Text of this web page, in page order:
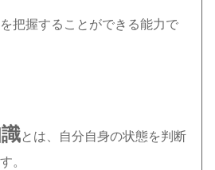
把握することができる能力で
とは、自分自身の状態を判断
。